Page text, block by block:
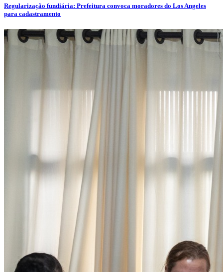
Regularização fundiária: Prefeitura convoca moradores do Los Angeles
para cadastramento